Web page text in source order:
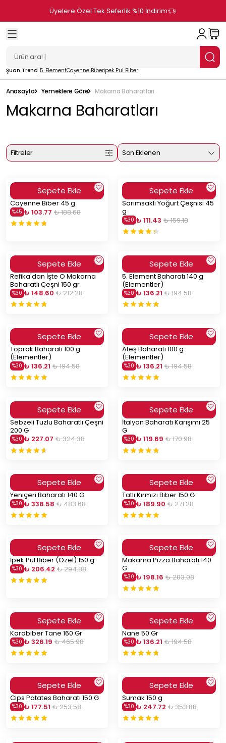
Üyelere Özel Tek Seferlik %10 İndirim
Şuan Trend 5. ElementCayenne Biberİpek Pul Biber
Anasayfa Yemeklere Göre Makarna Baharatları
Makarna Baharatları
Filtreler Son Eklenen
Sepete Ekle
Cayenne Biber 45 g
%45 ₺ 103.77 ₺ 188.68
Sepete Ekle
Sarımsaklı Yoğurt Çeşnisi 45
g
%30 ₺ 111.43 ₺ 159.18
Sepete Ekle
Refika'dan İşte O Makarna
Baharatlı Çeşni 150 gr
%30 ₺ 148.60 ₺ 212.28
Sepete Ekle
5. Element Baharatı 140 g
(Elementler)
%30 ₺ 136.21 ₺ 194.58
Sepete Ekle
Toprak Baharatı 100 g
(Elementler)
%30 ₺ 136.21 ₺ 194.58
Sepete Ekle
Ateş Baharatı 100 g
(Elementler)
%30 ₺ 136.21 ₺ 194.58
Sepete Ekle
Sebzeli Tuzlu Baharatlı Çeşni
200 G
%30 ₺ 227.07 ₺ 324.38
Sepete Ekle
İtalyan Baharatı Karışımı 25
G
%30 ₺ 119.69 ₺ 170.98
Sepete Ekle
Yeniçeri Baharatı 140 G
%30 ₺ 338.58 ₺ 483.68
Sepete Ekle
Tatlı Kırmızı Biber 150 G
%30 ₺ 189.90 ₺ 271.28
Sepete Ekle
İpek Pul Biber (Özel) 150 g
%30 ₺ 206.42 ₺ 294.88
Sepete Ekle
Makarna Pizza Baharatı 140
G
%30 ₺ 198.16 ₺ 283.08
Sepete Ekle
Karabiber Tane 160 Gr
%30 ₺ 326.19 ₺ 465.98
Sepete Ekle
Nane 50 Gr
%30 ₺ 136.21 ₺ 194.58
Sepete Ekle
Cips Patates Baharatı 150 G
%30 ₺ 177.51 ₺ 253.58
Sepete Ekle
Sumak 150 g
%30 ₺ 247.72 ₺ 353.88